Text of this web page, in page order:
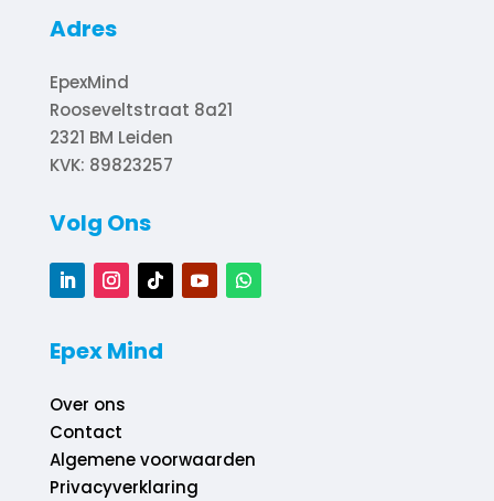
Adres
EpexMind
Rooseveltstraat 8a21
2321 BM Leiden
KVK: 89823257
Volg Ons
Epex Mind
Over ons
Contact
Algemene voorwaarden
Privacyverklaring